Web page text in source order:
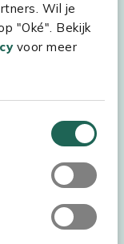
Wil je
"Oké". Bekijk
voor meer